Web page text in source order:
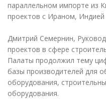
параллельном импорте из
проектов с Ираном, Индией
Дмитрий Семернин,
проектов в сфере
Палаты продолжил тему
базы производителей для
оборудования,
оборудования.